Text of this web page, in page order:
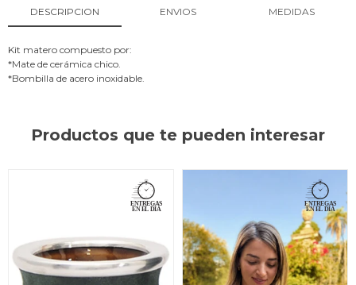
DESCRIPCION ENVIOS MEDIDAS
Kit matero compuesto por:
*Mate de cerámica chico.
*Bombilla de acero inoxidable.
Productos que te pueden interesar